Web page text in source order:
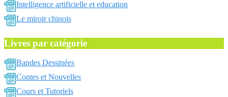
Intelligence artificielle et education
Le miroir chinois
Livres par catégorie
Bandes Dessinées
Contes et Nouvelles
Cours et Tutoriels